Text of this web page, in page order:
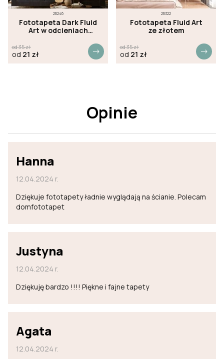
26246
Fototapeta Dark Fluid
Art w odcieniach
od35zł
od 21 zł
26322
Fototapeta Fluid Art
ze złotem
od35zł
od 21 zł
Opinie
Hanna
12.04.2024 r.
Dziękuje fototapety ładnie wyglądają na ścianie. Polecam
domfototapet
Justyna
12.04.2024 r.
Dziękuję bardzo !!!! Piękne i fajne tapety
Agata
12.04.2024 r.